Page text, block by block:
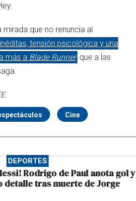
que no renuncia al
tensión psicológica y una
más a Blade Runner que a las
Cine
DEPORTES
Rodrigo de Paul anota gol y
detalle tras muerte de Jorge